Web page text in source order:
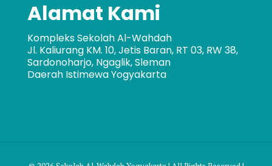
Alamat Kami
Kompleks Sekolah Al-Wahdah
Jl. Kaliurang KM. 10, Jetis Baran, RT 03, RW 38,
Sardonoharjo, Ngaglik, Sleman
Daerah Istimewa Yogyakarta